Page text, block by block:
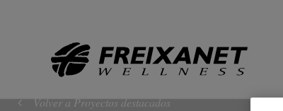
Volver a Proyectos destacados